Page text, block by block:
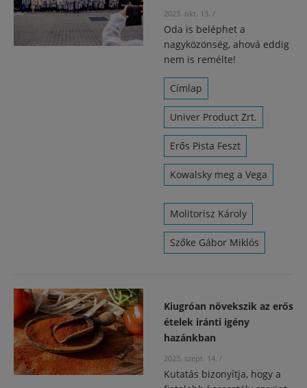
2023. okt. 13. /
Oda is beléphet a
nagyközönség, ahová eddig
nem is remélte!
Címlap
Univer Product Zrt.
Erős Pista Feszt
Kowalsky meg a Vega
Molitorisz Károly
Szőke Gábor Miklós
Kiugróan növekszik az erős
ételek iránti igény
hazánkban
2023. szept. 14. /
Kutatás bizonyítja, hogy a